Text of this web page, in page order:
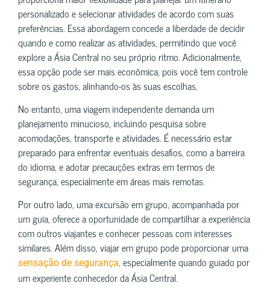
personalizado e selecionar atividades de acordo com suas
preferências. Essa abordagem concede a liberdade de decidir
quando e como realizar as atividades, permitindo que você
explore a Ásia Central no seu próprio ritmo. Adicionalmente,
essa opção pode ser mais econômica, pois você tem controle
sobre os gastos, alinhando-os às suas escolhas.
No entanto, uma viagem independente demanda um
planejamento minucioso, incluindo pesquisa sobre
acomodações, transporte e atividades. É necessário estar
preparado para enfrentar eventuais desafios, como a barreira
do idioma, e adotar precauções extras em termos de
segurança, especialmente em áreas mais remotas.
Por outro lado, uma excursão em grupo, acompanhada por
um guia, oferece a oportunidade de compartilhar a experiência
com outros viajantes e conhecer pessoas com interesses
similares. Além disso, viajar em grupo pode proporcionar uma
sensação de segurança, especialmente quando guiado por
um experiente conhecedor da Ásia Central.